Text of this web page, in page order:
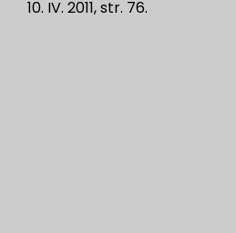
10. IV. 2011, str. 76.